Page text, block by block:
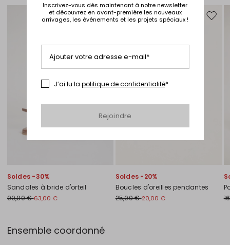
Ajouter vers la liste de souhaits
Soldes -30%
Sandales à bride d'orteil
90,00 €63,00 €
Soldes -20%
Boucles d'oreilles pendantes
25,00 €20,00 €
Ensemble coordonné
Inscrivez-vous dès maintenant à notre newsletter
et découvrez en avant-première les nouveaux
arrivages, les événements et les projets spéciaux !
Ajouter votre adresse e-mail*
J’ai lu la politique de confidentialité*
Rejoindre